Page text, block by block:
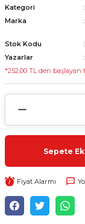
Kategori
Marka
Stok Kodu
Yazarlar
*252,00 TL den başlayan
Sepete
Fiyat Alarmı